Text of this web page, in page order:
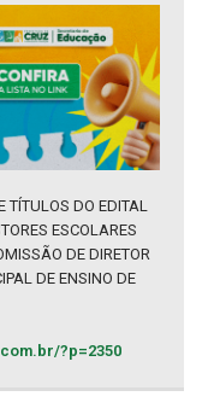
DO EDITAL
ESCOLARES
DE DIRETOR
DE ENSINO DE
?p=2350